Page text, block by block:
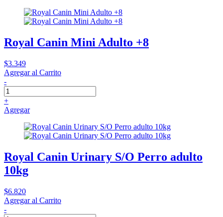
Royal Canin Mini Adulto +8
$3.349
Agregar al Carrito
-
+
Agregar
Royal Canin Urinary S/O Perro adulto
10kg
$6.820
Agregar al Carrito
-